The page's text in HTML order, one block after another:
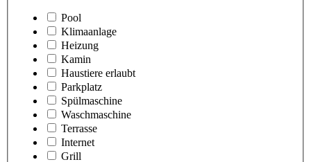
Pool
Klimaanlage
Heizung
Kamin
Haustiere erlaubt
Parkplatz
Spülmaschine
Waschmaschine
Terrasse
Internet
Grill